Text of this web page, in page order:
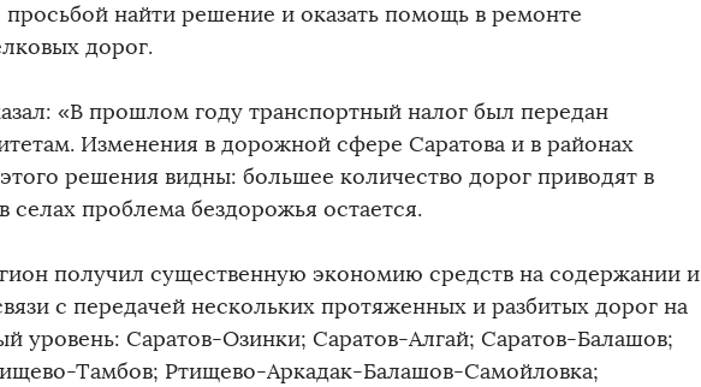
найти решение и оказать помощь в ремонте
дорог.
«В прошлом году транспортный налог был передан
Изменения в дорожной сфере Саратова и в районах
решения видны: большее количество дорог приводят в
селах проблема бездорожья остается.
получил существенную экономию средств на содержании и
с передачей нескольких протяженных и разбитых дорог на
уровень: Саратов-Озинки; Саратов-Алгай; Саратов-Балашов;
Тамбов; Ртищево-Аркадак-Балашов-Самойловка;